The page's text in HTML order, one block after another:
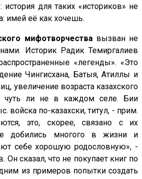
для таких «историков» не
имей её как хочешь.
мифотворчествавызван не
Историк Радик Темиргалиев
«легенды». «Это
Чингисхана, Батыя, Атиллы и
увеличение возраста казахского
чуть ли не в каждом селе. Бии
войска по-казахски, титул, - прим.
это, скорее, связано с их
добились многого в жизни и
себе хорошую родословную», -
Он сказал, что не покупает книг по
из примеров попытки создать